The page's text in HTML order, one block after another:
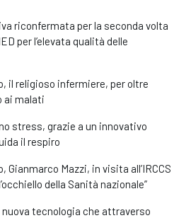
riconfermata per la seconda volta
per l’elevata qualità delle
il religioso infermiere, per oltre
ai malati
stress, grazie a un innovativo
il respiro
Gianmarco Mazzi, in visita all’IRCCS
della Sanità nazionale”
tecnologia che attraverso